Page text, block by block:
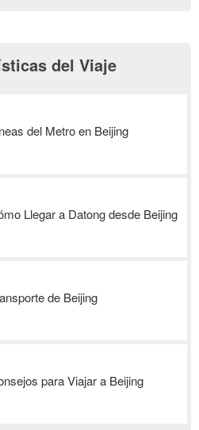
del Viaje
del Metro en Beijing
Llegar a Datong desde Beijing
de Beijing
para Viajar a Beijing